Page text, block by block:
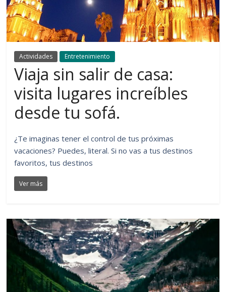
Actividades Entretenimiento
Viaja sin salir de casa:
visita lugares increíbles
desde tu sofá.
¿Te imaginas tener el control de tus próximas
vacaciones? Puedes, literal. Si no vas a tus destinos
favoritos, tus destinos
Ver más